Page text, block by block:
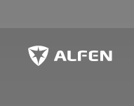
Alfen